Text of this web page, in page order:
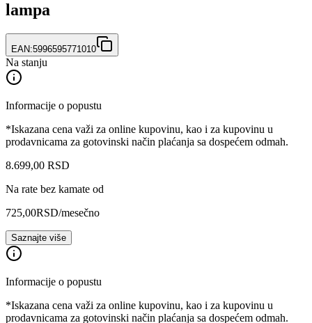
lampa
EAN:5996595771010
Na stanju
Informacije o popustu
*Iskazana cena važi za online kupovinu, kao i za kupovinu u
prodavnicama za gotovinski način plaćanja sa dospećem odmah.
8.699,00 RSD
Na rate bez kamate od
725,00RSD/mesečno
Saznajte više
Informacije o popustu
*Iskazana cena važi za online kupovinu, kao i za kupovinu u
prodavnicama za gotovinski način plaćanja sa dospećem odmah.